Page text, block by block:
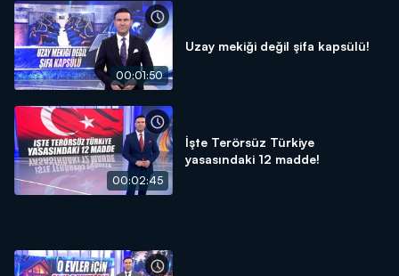
00:01:50
Uzay mekiği değil şifa kapsülü!
00:02:45
İşte Terörsüz Türkiye
yasasındaki 12 madde!